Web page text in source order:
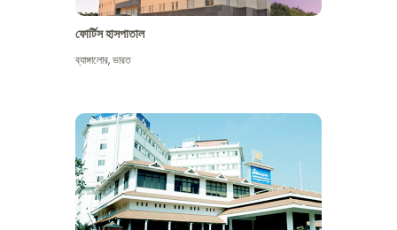
ফোর্টিস হাসপাতাল
ব্যাঙ্গালোর,ভারত